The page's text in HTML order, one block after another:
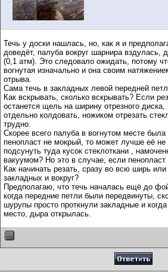
Течь у доски нашлась, но, как я и
доведёт, палуба вокруг шарнира вздулась,
(0,1 атм). Это следовало ожидать, потому
вогнутая изначально и она своим
отрыва.
Сама течь в закладных левой передней
Как вскрывать, сколько вскрывать? Если
останется щель на ширину отрезного диска,
отдельно колдовать, ножиком отрезать
трудно.
Скорее всего палуба в вогнутом месте была
пенопласт не мокрый, то может лучше её
подсунуть туда кусок стеклоткани ,
вакуумом? Но это в случае, если
Как начинать резать, сразу во всю ширь
закладных и вокруг?
Предполагаю, что течь началась ещё до
когда передние петли были передвинуты,
шурупы просто проткнули закладные и
место, дыра открылась.